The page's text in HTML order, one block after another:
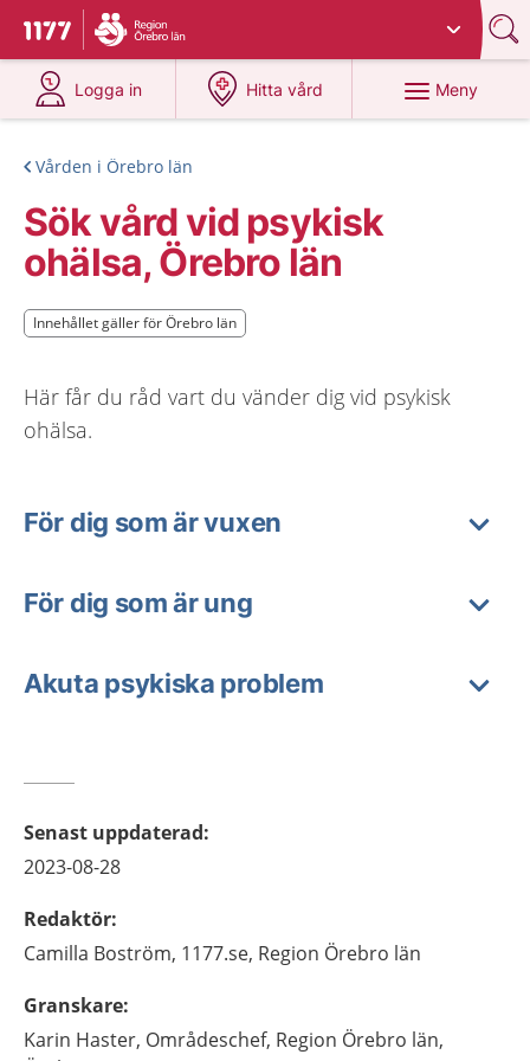
Till startsidan för 1177
Du har valt region
Logga in
på 1177.se
Hitta vård
på 1177.se
Meny
Vården i Örebro län
Sök vård vid psykisk
ohälsa, Örebro län
Innehållet gäller för Örebro län
Innehållet gäller för Örebro län
Här får du råd vart du vänder dig vid psykisk
ohälsa.
För dig som är vuxen
För dig som är ung
Akuta psykiska problem
Senast uppdaterad:
2023-08-28
Redaktör:
Camilla Boström, 1177.se, Region Örebro län
Granskare:
Karin Haster, Områdeschef, Region Örebro län,